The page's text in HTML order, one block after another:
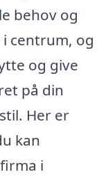
behov og
centrum, og
og give
på din
Her er
kan
i